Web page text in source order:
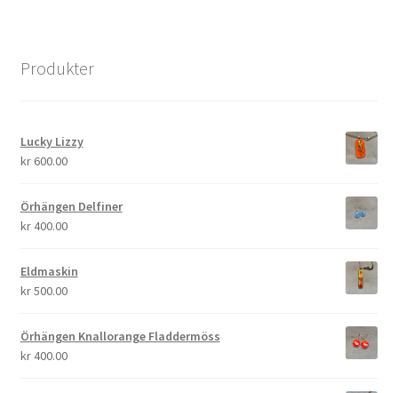
Produkter
Lucky Lizzy
kr600.00
Örhängen Delfiner
kr400.00
Eldmaskin
kr500.00
Örhängen Knallorange Fladdermöss
kr400.00